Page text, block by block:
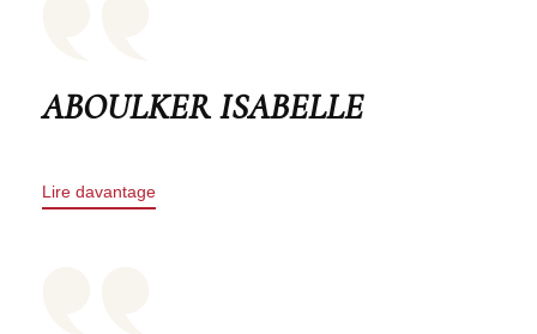
ABOULKER ISABELLE
Lire davantage